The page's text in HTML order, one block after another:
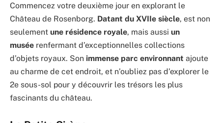
Commencez votre deuxième jour en explorant le
Château de Rosenborg. Datant du XVIIe siècle, est non
seulement une résidence royale, mais aussi un
musée renfermant d’exceptionnelles collections
d’objets royaux. Son immense parc environnant ajoute
au charme de cet endroit, et n’oubliez pas d’explorer le
2e sous-sol pour y découvrir les trésors les plus
fascinants du château.